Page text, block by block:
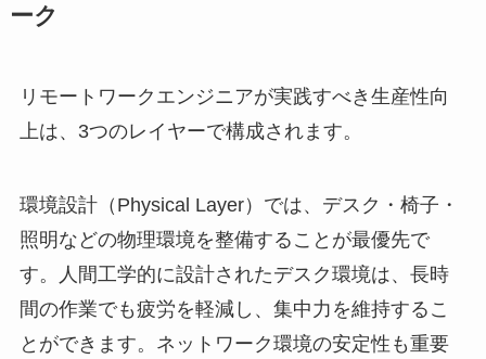
ーク
リモートワークエンジニアが実践すべき生産性向
上は、3つのレイヤーで構成されます。
環境設計（Physical Layer）では、デスク・椅子・
照明などの物理環境を整備することが最優先で
す。人間工学的に設計されたデスク環境は、長時
間の作業でも疲労を軽減し、集中力を維持するこ
とができます。ネットワーク環境の安定性も重要